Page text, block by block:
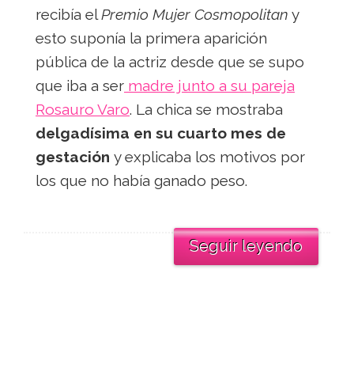
recibía elPremio Mujer Cosmopolitan y
esto suponía la primera aparición
pública de la actriz desde que se supo
que iba a ser madre junto a su pareja
Rosauro Varo. La chica se mostraba
delgadísima en su cuarto mes de
gestación y explicaba los motivos por
los que no había ganado peso.
Seguir leyendo